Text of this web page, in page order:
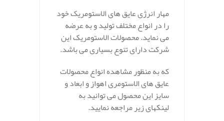
مهار انرژی عایق های الاستومریک خود
را در انواع مختلف تولید و به عرضه
می نماید. محصولات الاستومریک این
شرکت دارای تنوع بسیاری می باشد.
که به منظور مشاهده انواع محصولات
عایق های الاستومری اهواز و ابعاد و
سایز این محصول می توانید به
لینکهای زیر مراجعه نمایید.